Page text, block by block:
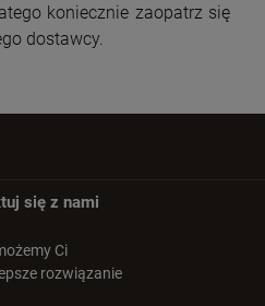
koniecznie zaopatrz się
dostawcy.
się z nami
Ci
rozwiązanie